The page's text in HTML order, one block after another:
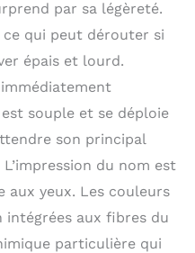
la couverture.
en flanelle
boulochage,
Nos
pour adultes
toucher et
vos enfants,
: la
maison,
d'adolescent
par sa légèreté.
qui peut dérouter si
épais et lourd.
souple et se déploie
son principal
du nom est
aux yeux. Les couleurs
intégrées aux fibres du
particulière qui